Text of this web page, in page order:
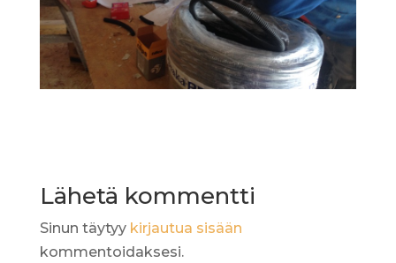
Lähetä kommentti
Sinun täytyy kirjautua sisään
kommentoidaksesi.